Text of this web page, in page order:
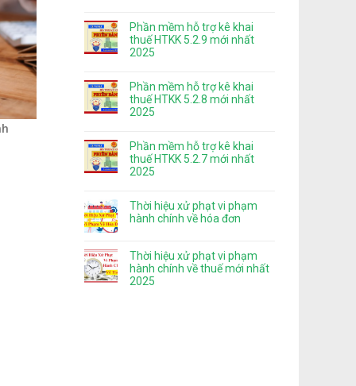
Phần mềm hỗ trợ kê khai
thuế HTKK 5.2.9 mới nhất
2025
Phần mềm hỗ trợ kê khai
thuế HTKK 5.2.8 mới nhất
2025
Phần mềm hỗ trợ kê khai
thuế HTKK 5.2.7 mới nhất
2025
Thời hiệu xử phạt vi phạm
hành chính về hóa đơn
Thời hiệu xử phạt vi phạm
hành chính về thuế mới nhất
2025